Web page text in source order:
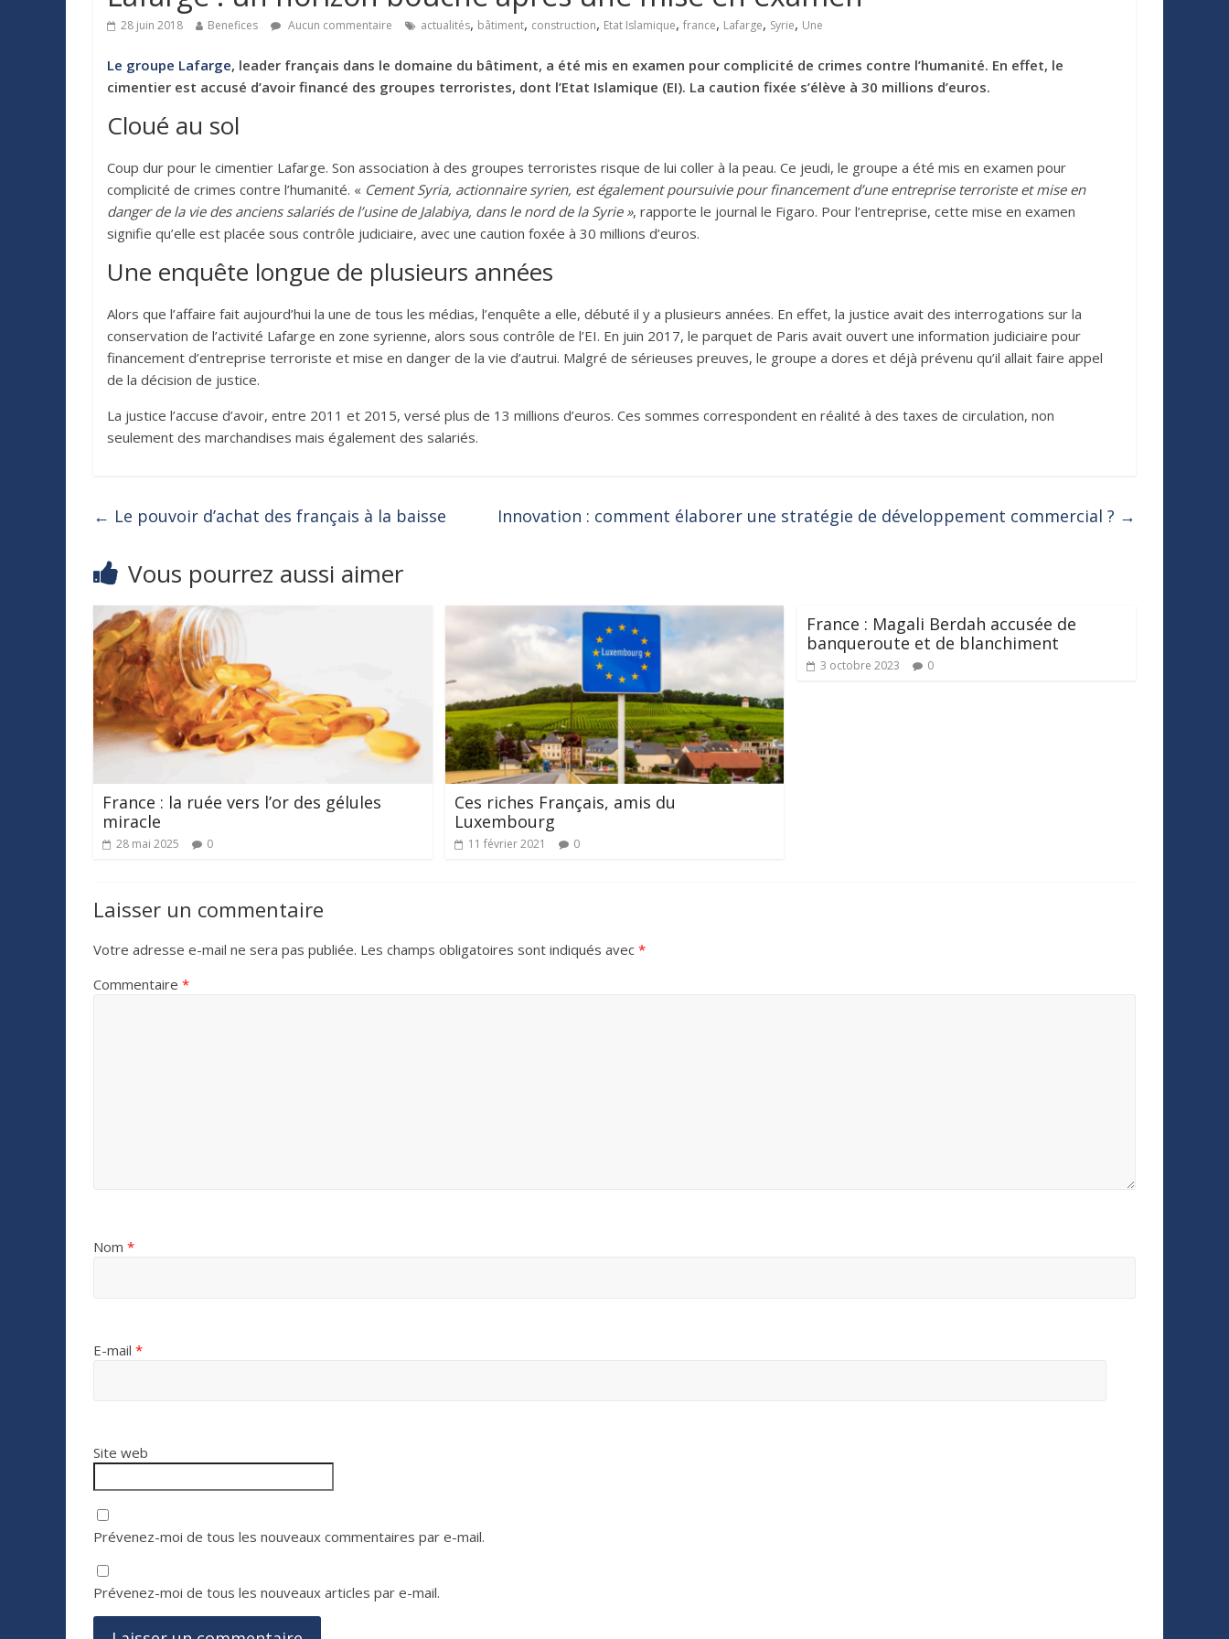
28 juin 2018 Benefices Aucun commentaire actualités, bâtiment, construction, Etat Islamique, france, Lafarge, Syrie, Une
Le groupe Lafarge, leader français dans le domaine du bâtiment, a été mis en examen pour complicité de crimes contre l’humanité. En effet, le
cimentier est accusé d’avoir financé des groupes terroristes, dont l’Etat Islamique (EI). La caution fixée s’élève à 30 millions d’euros.
Cloué au sol
Coup dur pour le cimentier Lafarge. Son association à des groupes terroristes risque de lui coller à la peau. Ce jeudi, le groupe a été mis en examen pour
complicité de crimes contre l’humanité. « Cement Syria, actionnaire syrien, est également poursuivie pour financement d’une entreprise terroriste et mise en
danger de la vie des anciens salariés de l’usine de Jalabiya, dans le nord de la Syrie », rapporte le journal le Figaro. Pour l’entreprise, cette mise en examen
signifie qu’elle est placée sous contrôle judiciaire, avec une caution foxée à 30 millions d’euros.
Une enquête longue de plusieurs années
Alors que l’affaire fait aujourd’hui la une de tous les médias, l’enquête a elle, débuté il y a plusieurs années. En effet, la justice avait des interrogations sur la
conservation de l’activité Lafarge en zone syrienne, alors sous contrôle de l’EI. En juin 2017, le parquet de Paris avait ouvert une information judiciaire pour
financement d’entreprise terroriste et mise en danger de la vie d’autrui. Malgré de sérieuses preuves, le groupe a dores et déjà prévenu qu’il allait faire appel
de la décision de justice.
La justice l’accuse d’avoir, entre 2011 et 2015, versé plus de 13 millions d’euros. Ces sommes correspondent en réalité à des taxes de circulation, non
seulement des marchandises mais également des salariés.
← Le pouvoir d’achat des français à la baisse Innovation : comment élaborer une stratégie de développement commercial ? →
Vous pourrez aussi aimer
France : la ruée vers l’or des gélules
miracle
28 mai 2025 0
Ces riches Français, amis du
Luxembourg
11 février 2021 0
France : Magali Berdah accusée de
banqueroute et de blanchiment
3 octobre 2023 0
Laisser un commentaire
Votre adresse e-mail ne sera pas publiée. Les champs obligatoires sont indiqués avec *
Commentaire *
Nom *
E-mail *
Site web
Prévenez-moi de tous les nouveaux commentaires par e-mail.
Prévenez-moi de tous les nouveaux articles par e-mail.